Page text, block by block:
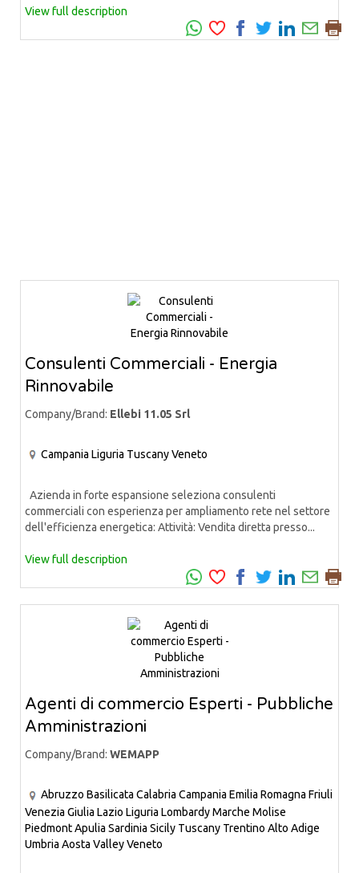
View full description
Consulenti Commerciali - Energia
Rinnovabile
Company/Brand: Ellebi 11.05 Srl
Campania Liguria TuscanyVeneto
Azienda in forte espansione seleziona consulenti
commerciali con esperienza per ampliamento rete nel settore
dell'efficienza energetica: Attività: Vendita diretta presso...
View full description
Agenti di commercio Esperti - Pubbliche
Amministrazioni
Company/Brand: WEMAPP
Abruzzo Basilicata Calabria Campania Emilia Romagna Friuli
Venezia Giulia Lazio Liguria LombardyMarche Molise
PiedmontApulia Sardinia Sicily Tuscany Trentino Alto Adige
Umbria Aosta ValleyVeneto